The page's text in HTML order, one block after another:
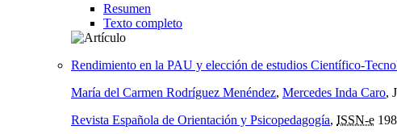
Resumen
Texto completo
Rendimiento en la PAU y elección de estudios Científico-
María del Carmen Rodríguez Menéndez, Mercedes Inda Caro,
Revista Española de Orientación y Psicopedagogía, ISSN-e